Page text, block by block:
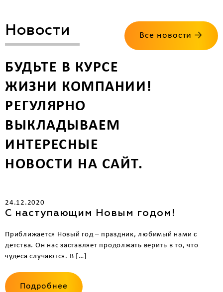
Новости Все новости →
БУДЬТЕ В КУРСЕ
ЖИЗНИ КОМПАНИИ!
РЕГУЛЯРНО
ВЫКЛАДЫВАЕМ
ИНТЕРЕСНЫЕ
НОВОСТИ НА САЙТ.
24.12.2020
С наступающим Новым годом!
Приближается Новый год – праздник, любимый нами с
детства. Он нас заставляет продолжать верить в то, что
чудеса случаются. В […]
Подробнее